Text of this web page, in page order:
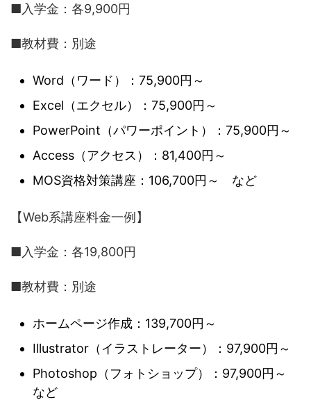
■入学金：各9,900円
■教材費：別途
Word（ワード）：75,900円～
Excel（エクセル）：75,900円～
PowerPoint（パワーポイント）：75,900円～
Access（アクセス）：81,400円～
MOS資格対策講座：106,700円～ など
【Web系講座料金一例】
■入学金：各19,800円
■教材費：別途
ホームページ作成：139,700円～
Illustrator（イラストレーター）：97,900円～
Photoshop（フォトショップ）：97,900円～
など